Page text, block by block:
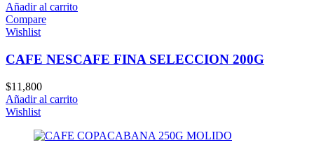
Añadir al carrito
Compare
Wishlist
CAFE NESCAFE FINA SELECCION 200G
$11,800
Añadir al carrito
Wishlist